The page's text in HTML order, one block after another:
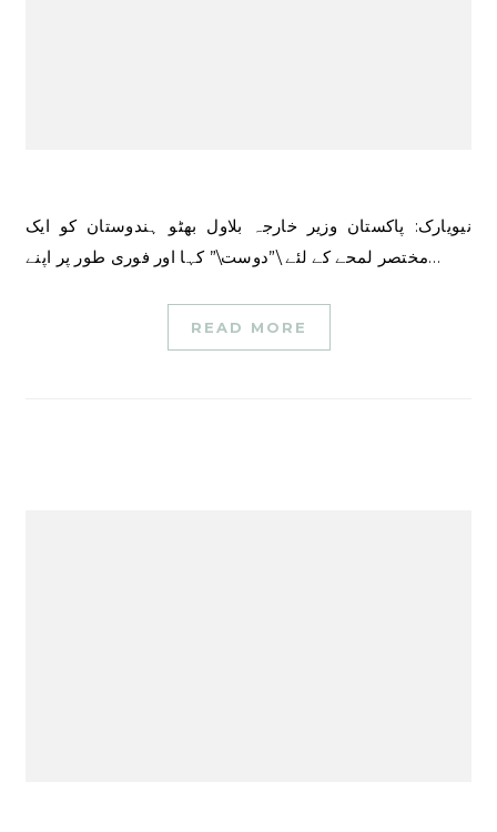
نیویارک: پاکستان وزیر خارجہ بلاول بھٹو ہندوستان کو ایک
مختصر لمحے کے لئے \”دوست\” کہا اور فوری طور پر اپنے…
READ MORE